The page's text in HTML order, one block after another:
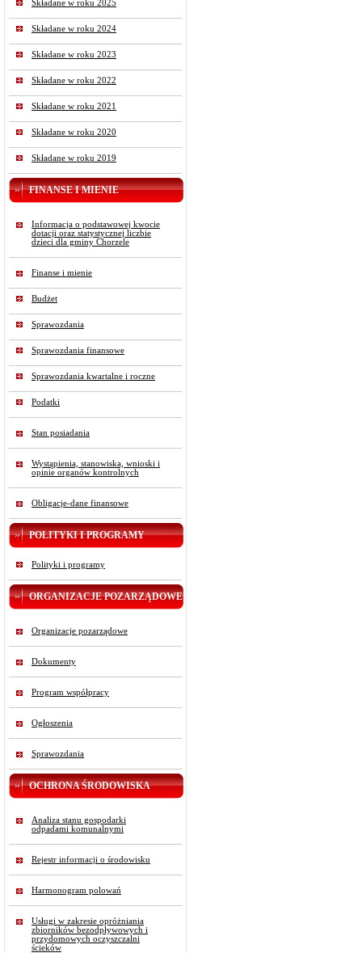
Składane w roku 2025
Składane w roku 2024
Składane w roku 2023
Składane w roku 2022
Składane w roku 2021
Składane w roku 2020
Składane w roku 2019
FINANSE I MIENIE
Informacja o podstawowej kwocie
dotacji oraz statystycznej liczbie
dzieci dla gminy Chorzele
Finanse i mienie
Budżet
Sprawozdania
Sprawozdania finansowe
Sprawozdania kwartalne i roczne
Podatki
Stan posiadania
Wystąpienia, stanowiska, wnioski i
opinie organów kontrolnych
Obligacje-dane finansowe
POLITYKI I PROGRAMY
Polityki i programy
ORGANIZACJE POZARZĄDOWE
Organizacje pozarządowe
Dokumenty
Program współpracy
Ogłoszenia
Sprawozdania
OCHRONA ŚRODOWISKA
Analiza stanu gospodarki
odpadami komunalnymi
Rejestr informacji o środowisku
Harmonogram polowań
Usługi w zakresie opróżniania
zbiorników bezodpływowych i
przydomowych oczyszczalni
ścieków